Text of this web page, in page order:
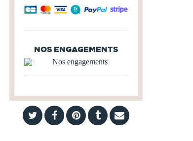
NOS ENGAGEMENTS